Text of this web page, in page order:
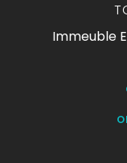
Immeuble